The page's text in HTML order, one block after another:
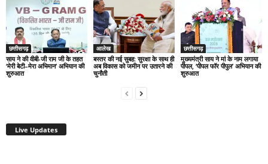
छत्तीसगढ़
साय ने की वीबी-जी राम जी के तहत
‘मेरी बेटी–मेरा अभिमान’ अभियान की
शुरुआत
आलेख
बस्तर की नई सुबह: सुरक्षा के साथ ही
अब विकास को जमीन पर उतारने की
चुनौती
छत्तीसगढ़
मुख्यमंत्री साय ने मां के नाम लगाया
पीपल, ‘पीपल फॉर पीपुल’ अभियान की
शुरुआत
Live Updates